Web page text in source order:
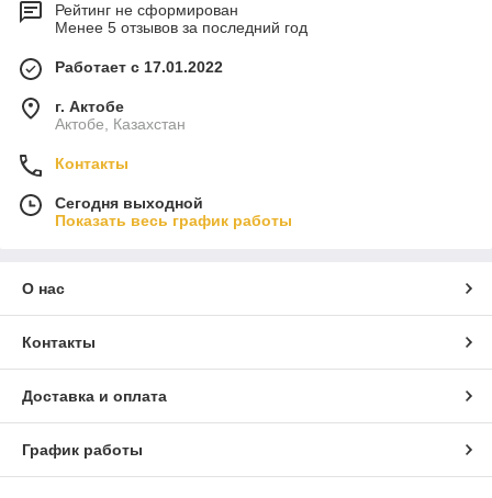
Рейтинг не сформирован
Менее 5 отзывов за последний год
Работает с 17.01.2022
г. Актобе
Актобе, Казахстан
Контакты
Сегодня выходной
Показать весь график работы
О нас
Контакты
Доставка и оплата
График работы